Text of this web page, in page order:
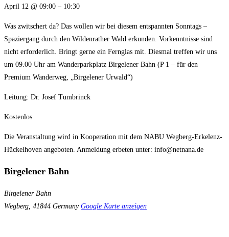
April 12 @ 09:00 – 10:30
Was zwitschert da? Das wollen wir bei diesem entspannten Sonntags –
Spaziergang durch den Wildenrather Wald erkunden. Vorkenntnisse sind
nicht erforderlich. Bringt gerne ein Fernglas mit. Diesmal treffen wir uns
um 09.00 Uhr am Wanderparkplatz Birgelener Bahn (P 1 – für den
Premium Wanderweg, „Birgelener Urwald“)
Leitung: Dr. Josef Tumbrinck
Kostenlos
Die Veranstaltung wird in Kooperation mit dem NABU Wegberg-Erkelenz-
Hückelhoven angeboten. Anmeldung erbeten unter: info@netnana.de
Birgelener Bahn
Birgelener Bahn
Wegberg 41844 Germany Google Karte anzeigen